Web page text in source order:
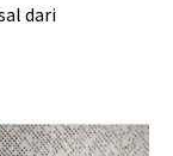
dari